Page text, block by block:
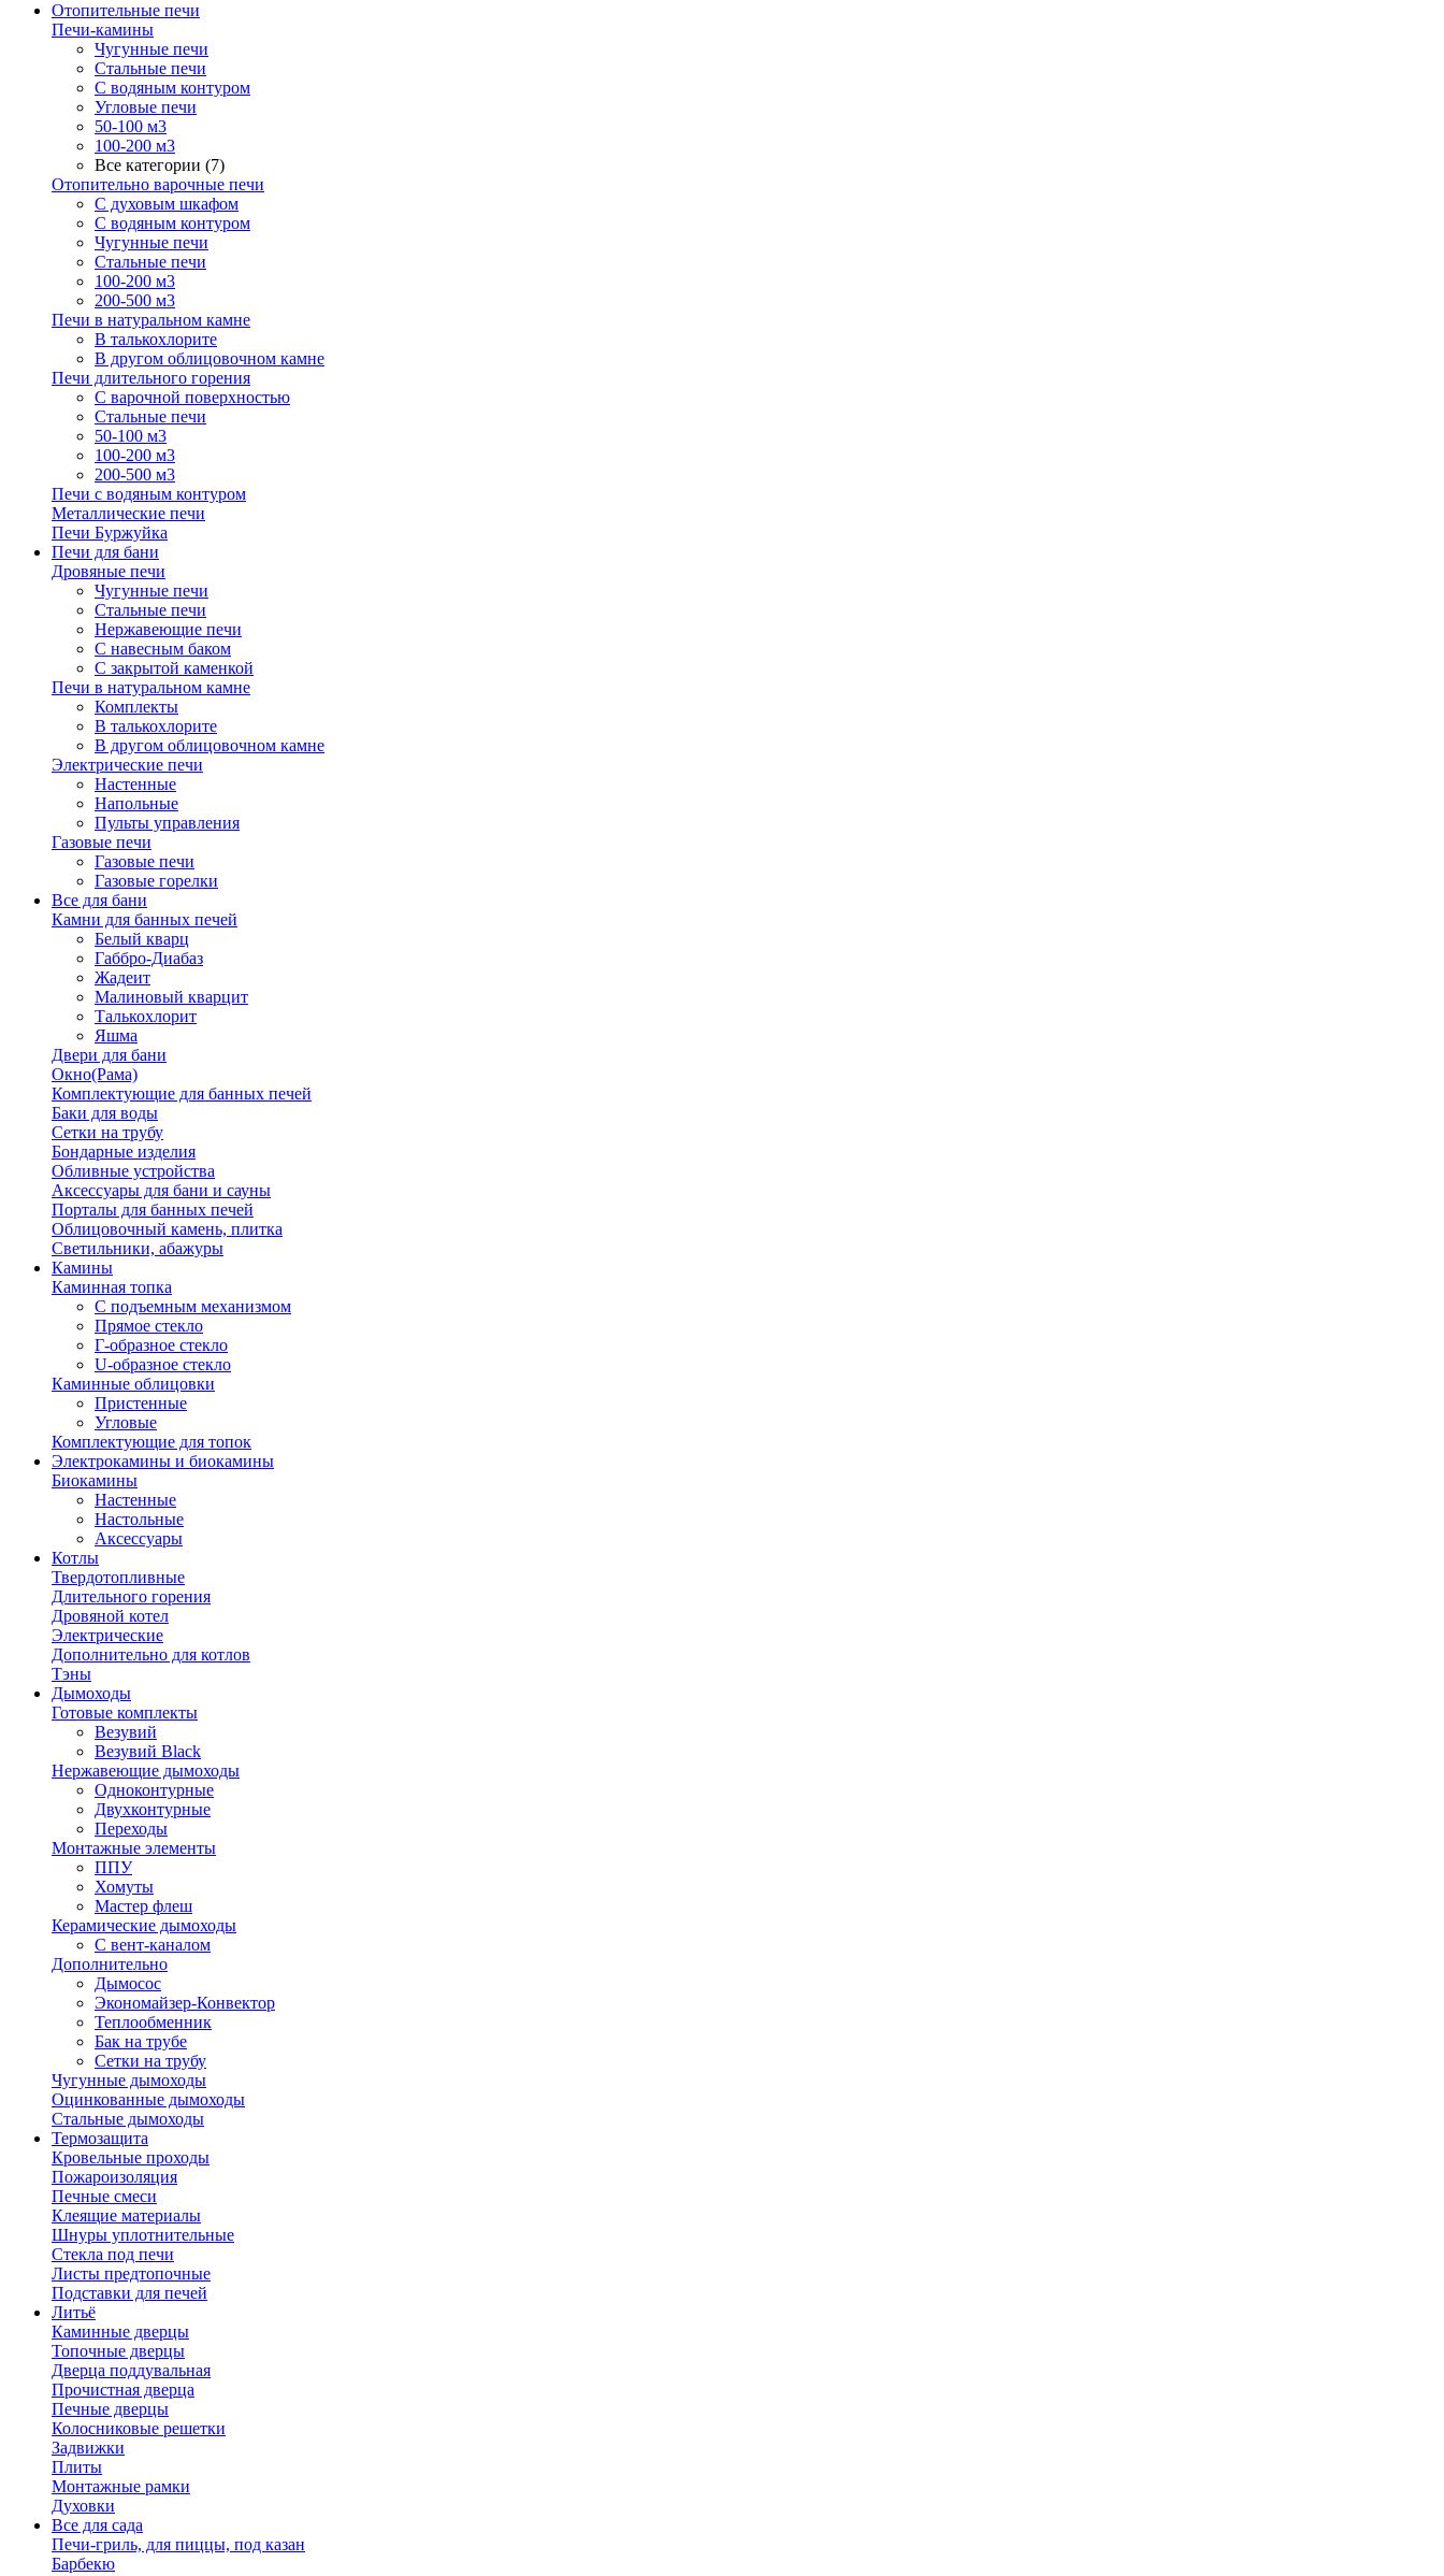
Отопительные печи
Печи-камины
Чугунные печи
Стальные печи
С водяным контуром
Угловые печи
50-100 м3
100-200 м3
Все категории (7)
Отопительно варочные печи
С духовым шкафом
С водяным контуром
Чугунные печи
Стальные печи
100-200 м3
200-500 м3
Печи в натуральном камне
В талькохлорите
В другом облицовочном камне
Печи длительного горения
С варочной поверхностью
Стальные печи
50-100 м3
100-200 м3
200-500 м3
Печи с водяным контуром
Металлические печи
Печи Буржуйка
Печи для бани
Дровяные печи
Чугунные печи
Стальные печи
Нержавеющие печи
С навесным баком
С закрытой каменкой
Печи в натуральном камне
Комплекты
В талькохлорите
В другом облицовочном камне
Электрические печи
Настенные
Напольные
Пульты управления
Газовые печи
Газовые печи
Газовые горелки
Все для бани
Камни для банных печей
Белый кварц
Габбро-Диабаз
Жадеит
Малиновый кварцит
Талькохлорит
Яшма
Двери для бани
Окно(Рама)
Комплектующие для банных печей
Баки для воды
Сетки на трубу
Бондарные изделия
Обливные устройства
Аксессуары для бани и сауны
Порталы для банных печей
Облицовочный камень, плитка
Светильники, абажуры
Камины
Каминная топка
С подъемным механизмом
Прямое стекло
Г-образное стекло
U-образное стекло
Каминные облицовки
Пристенные
Угловые
Комплектующие для топок
Электрокамины и биокамины
Биокамины
Настенные
Настольные
Аксессуары
Котлы
Твердотопливные
Длительного горения
Дровяной котел
Электрические
Дополнительно для котлов
Тэны
Дымоходы
Готовые комплекты
Везувий
Везувий Black
Нержавеющие дымоходы
Одноконтурные
Двухконтурные
Переходы
Монтажные элементы
ППУ
Хомуты
Мастер флеш
Керамические дымоходы
С вент-каналом
Дополнительно
Дымосос
Экономайзер-Конвектор
Теплообменник
Бак на трубе
Сетки на трубу
Чугунные дымоходы
Оцинкованные дымоходы
Стальные дымоходы
Термозащита
Кровельные проходы
Пожароизоляция
Печные смеси
Клеящие материалы
Шнуры уплотнительные
Стекла под печи
Листы предтопочные
Подставки для печей
Литьё
Каминные дверцы
Топочные дверцы
Дверца поддувальная
Прочистная дверца
Печные дверцы
Колосниковые решетки
Задвижки
Плиты
Монтажные рамки
Духовки
Все для сада
Печи-гриль, для пиццы, под казан
Барбекю